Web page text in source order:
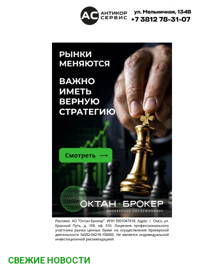
желающего абсолютно бесплатно. Написавший
комментарий под ником «Так» абсолютно прав —
промолчать не впадая во вранье — вот это и есть
лучшее качество журналиста. С уважением к
редакции...
Таку от Карины Регер 9 апреля 2023 в 17:52:
Представьте, есть читатели, рублём голосующие
за качественную журналистику. Уверена, это
доступно изданиям и тем более самозанятым
блогерам при их большом желании. Надо только
работать много. А денег будет не очень много.
Зато со временем будет больше поводов для
профессионального самоуважения. А не того,
что у вас там вместо этого)
9 апреля 2023 в 17:16:
Так, с того что Федотов с Волковым намутили лет
20 назад в коридорах мэрии))))
Так 9 апреля 2023 в 17:13:
СВЕЖИЕ НОВОСТИ